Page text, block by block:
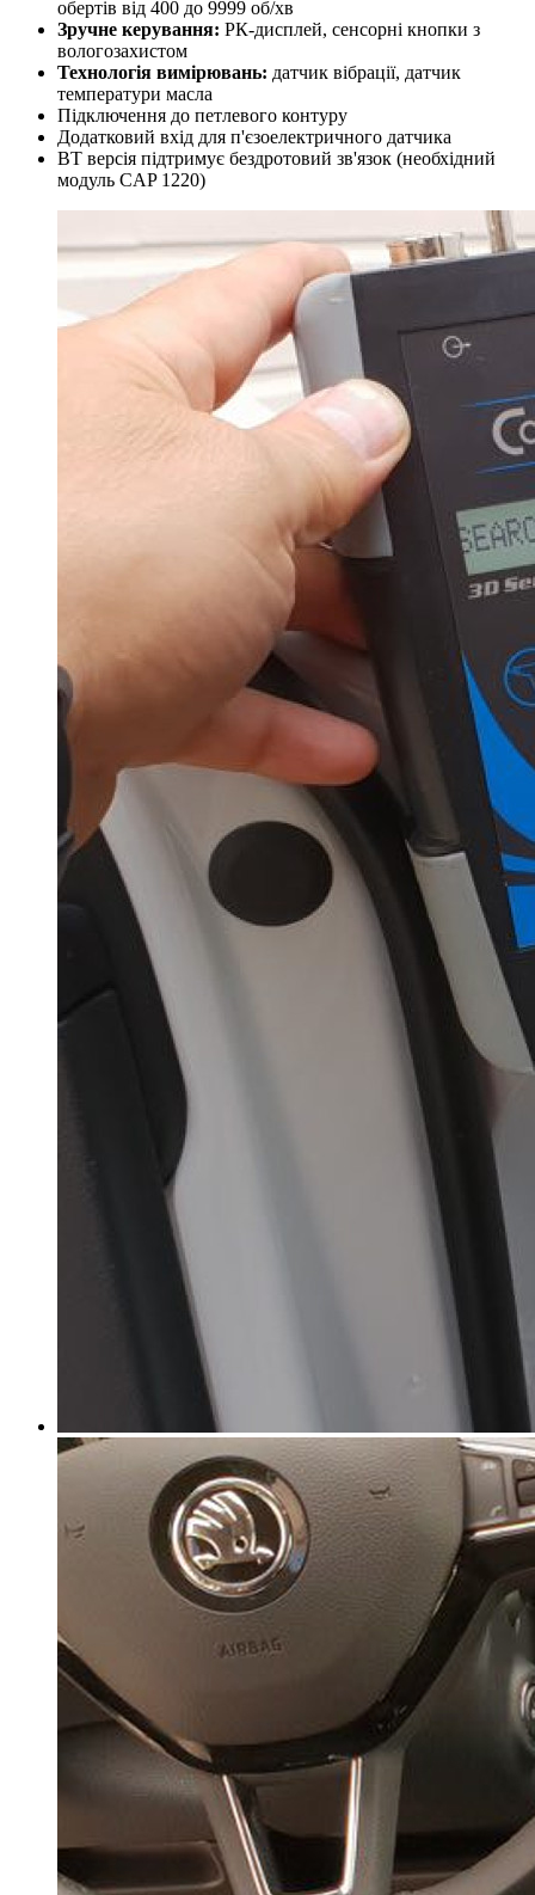
обертів від 400 до 9999 об/хв
Зручне керування: РК-дисплей, сенсорні кнопки з
вологозахистом
Технологія вимірювань: датчик вібрації, датчик
температури масла
Підключення до петлевого контуру
Додатковий вхід для п'єзоелектричного датчика
BT версія підтримує бездротовий зв'язок (необхідний
модуль CAP 1220)